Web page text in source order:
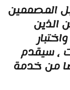
المصممين
سيقدم
من خدمة